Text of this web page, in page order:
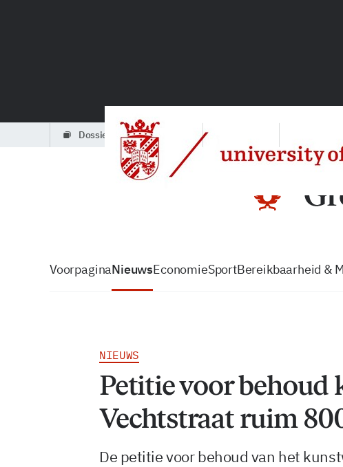
dossiers
VoorpaginaNieuwsEconomieSportBereikbaarheid &
NIEUWS
Petitie voor behoud
Vechtstraat ruim
De petitie voor behoud van het